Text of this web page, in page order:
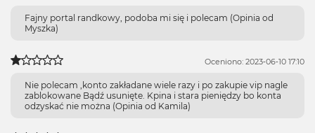
Fajny portal randkowy, podoba mi się i polecam (Opinia od
Myszka)
Oceniono: 2023-06-10 17:10
Nie polecam ,konto zakładane wiele razy i po zakupie vip nagle
zablokowane Bądź usunięte. Kpina i stara pieniędzy bo konta
odzyskać nie można (Opinia od Kamila)